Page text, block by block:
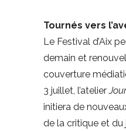
Tournés vers
Le Festival d’Aix
demain et
couverture
3 juillet, l’atelier
initiera de
de la critique et